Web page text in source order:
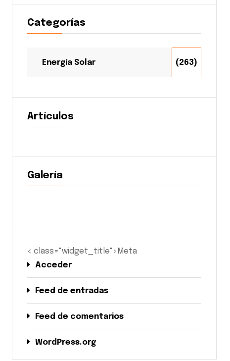
Categorías
Energía Solar (263)
Artículos
Galería
< class="widget_title">Meta
Acceder
Feed de entradas
Feed de comentarios
WordPress.org